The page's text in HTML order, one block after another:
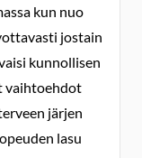
kun nuo
jostain
kunnollisen
vaihtoehdot
järjen
lasu